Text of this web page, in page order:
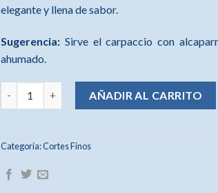
elegante y llena de sabor.
Sugerencia: Sirve el carpaccio con
ahumado.
Carpaccio de salmón ahumado noruego 100g.
AÑADIR AL CARRITO
Categoría:Cortes Finos